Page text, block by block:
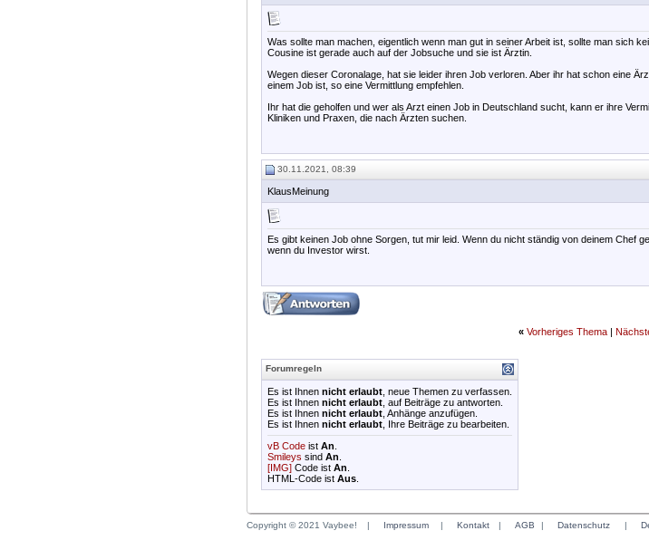
Was sollte man machen, eigentlich wenn man gut in seiner Arbeit ist, sollte man sich
Cousine ist gerade auch auf der Jobsuche und sie ist Ärztin.
Wegen dieser Coronalage, hat sie leider ihren Job verloren. Aber ihr hat schon eine
einem Job ist, so eine Vermittlung empfehlen.
Ihr hat die geholfen und wer als Arzt einen Job in Deutschland sucht, kann er ihre
Kliniken und Praxen, die nach Ärzten suchen.
30.11.2021, 08:39
KlausMeinung
Es gibt keinen Job ohne Sorgen, tut mir leid. Wenn du nicht ständig von deinem Chef
wenn du Investor wirst.
« Vorheriges Thema |
Forumregeln
Es ist Ihnen nicht erlaubt , neue Themen zu verfassen.
Es ist Ihnen nicht erlaubt , auf Beiträge zu antworten.
Es ist Ihnen nicht erlaubt , Anhänge anzufügen.
Es ist Ihnen nicht erlaubt , Ihre Beiträge zu bearbeiten.
vB Code ist An
Smileys sind An
[IMG] Code ist An
HTML-Code ist Aus
Copyright © 2021 Vaybee! | Impressum | Kontakt | AGB | Datenschutz |